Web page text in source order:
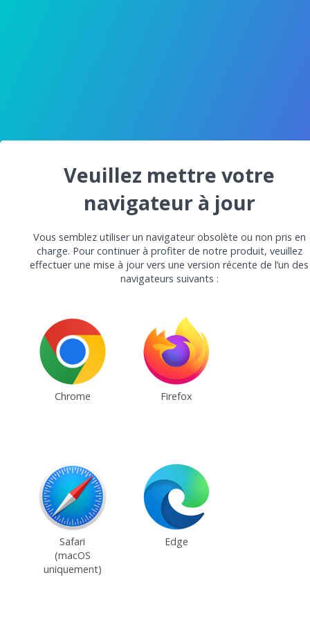
Veuillez mettre votre
navigateur à jour
Vous semblez utiliser un navigateur obsolète ou non pris en
charge. Pour continuer à profiter de notre produit, veuillez
effectuer une mise à jour vers une version récente de l’un des
navigateurs suivants :
Chrome Firefox
Safari
(macOS
uniquement)
Edge